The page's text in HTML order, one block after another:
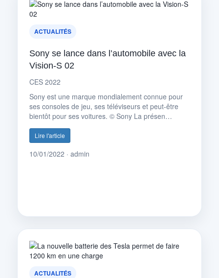
ACTUALITÉS
Sony se lance dans l’automobile avec la
Vision-S 02
CES 2022
Sony est une marque mondialement connue pour
ses consoles de jeu, ses téléviseurs et peut-être
bientôt pour ses voitures. © Sony La présen…
Lire l'article
10/01/2022 · admin
ACTUALITÉS